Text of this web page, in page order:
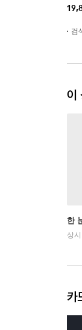
검
이
한
상시
카